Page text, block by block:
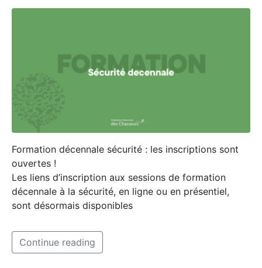
Formation décennale sécurité : les inscriptions sont
ouvertes !
Les liens d’inscription aux sessions de formation
décennale à la sécurité, en ligne ou en présentiel,
sont désormais disponibles
Continue reading